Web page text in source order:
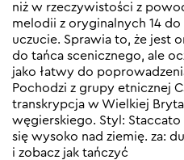
niż w rzeczywistości z
melodii z oryginalnych 14
uczucie. Sprawia to, że jest
do tańca scenicznego, ale
jako łatwy do
Pochodzi z grupy etnicznej
transkrypcja w Wielkiej
węgierskiego. Styl: Staccato
się wysoko nad ziemię. za:
i zobacz jak tańczyć